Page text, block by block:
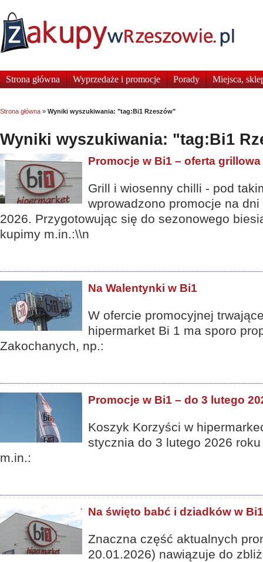
Strona główna Wyprzedaże i promocje Porady Miejsca,
Strona główna » Wyniki wyszukiwania: "tag:Bi1 Rzeszów"
Wyniki wyszukiwania: "tag:Bi1
Promocje w Bi1 – oferta grillowa
Grill i wiosenny chilli - pod
wprowadzono promocje na
2026. Przygotowując się do sezonowego
kupimy m.in.:\\n
Na Walentynki w Bi1
W ofercie promocyjnej
hipermarket Bi 1 ma sporo
Zakochanych, np.:
Promocje w Bi1 – do 3 lutego
Koszyk Korzyści w
stycznia do 3 lutego 2026
m.in.:
Na święto babć i dziadków w Bi1
Znaczna część aktualnych
20.01.2026) nawiązuje do